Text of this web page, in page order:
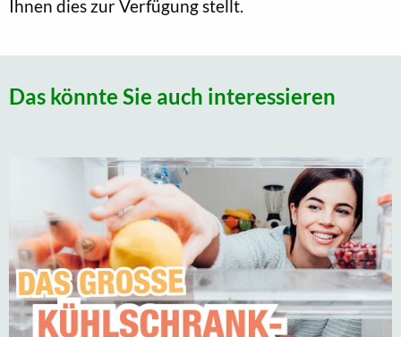
Ihnen dies zur Verfügung stellt.
Das könnte Sie auch interessieren